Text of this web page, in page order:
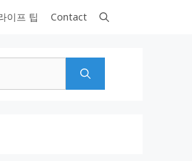
이프 팁 Contact